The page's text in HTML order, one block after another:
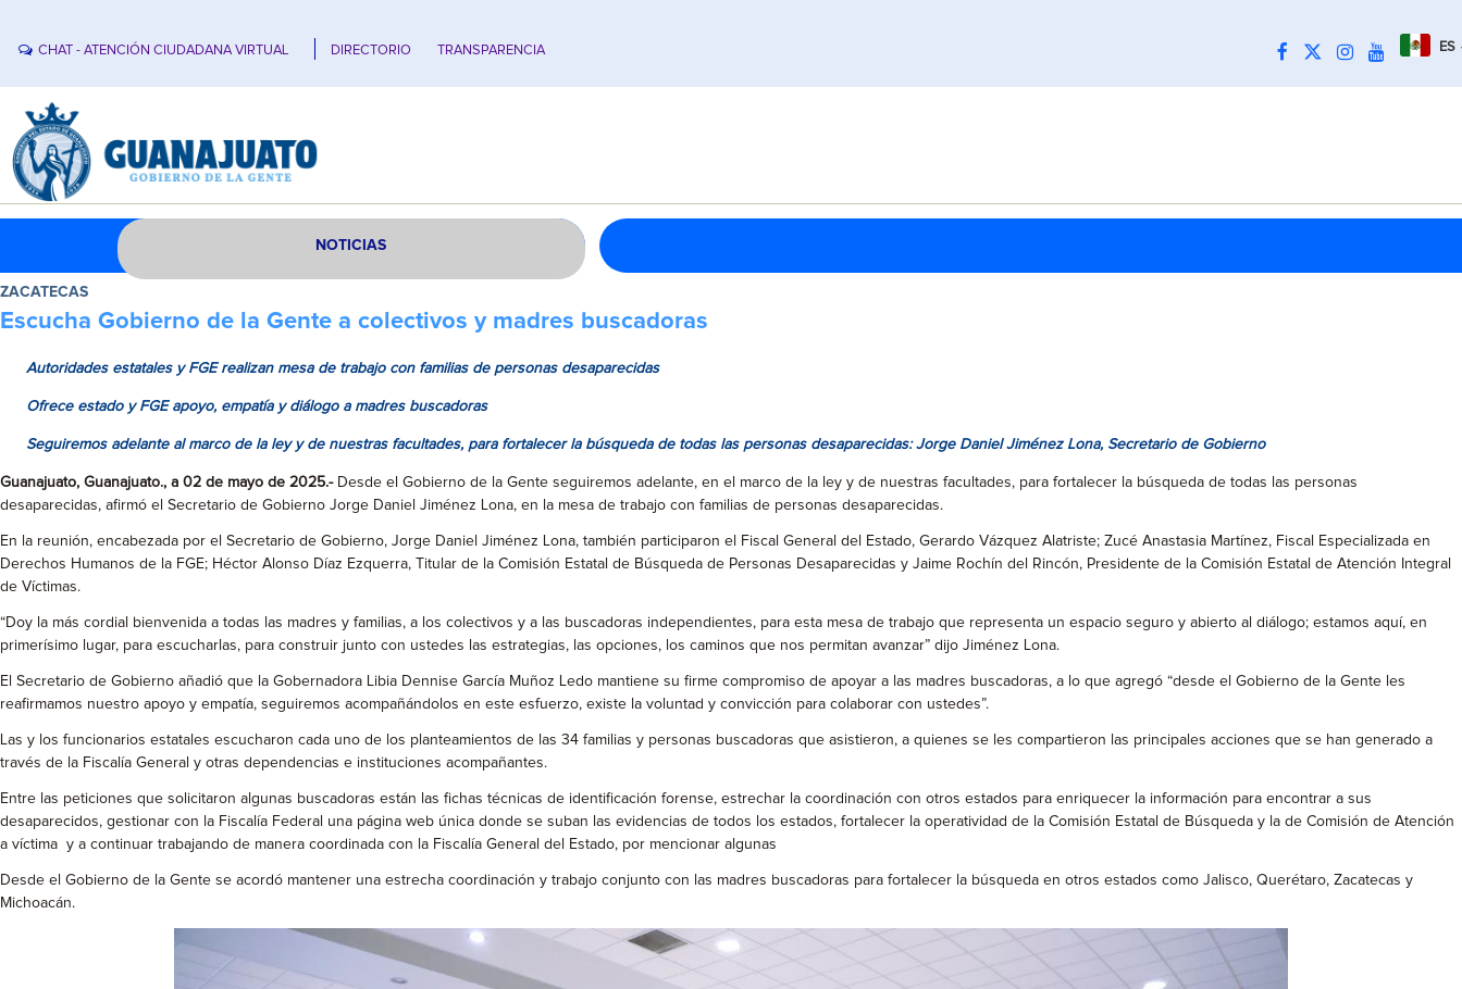
CHAT - ATENCIÓN CIUDADANA VIRTUAL DIRECTORIO TRANSPARENCIA ES
NOTICIAS
ZACATECAS
Escucha Gobierno de la Gente a colectivos y madres buscadoras
Autoridades estatales y FGE realizan mesa de trabajo con familias de personas desaparecidas
Ofrece estado y FGE apoyo, empatía y diálogo a madres buscadoras
Seguiremos adelante al marco de la ley y de nuestras facultades, para fortalecer la búsqueda de todas las personas desaparecidas: Jorge Daniel Jiménez Lona, Secretario de Gobierno
Guanajuato, Guanajuato., a 02 de mayo de 2025.-Desde el Gobierno de la Gente seguiremos adelante, en el marco de la ley y de nuestras facultades, para fortalecer la búsqueda de todas las personas
desaparecidas, afirmó el Secretario de Gobierno Jorge Daniel Jiménez Lona, en la mesa de trabajo con familias de personas desaparecidas.
En la reunión, encabezada por el Secretario de Gobierno, Jorge Daniel Jiménez Lona, también participaron el Fiscal General del Estado, Gerardo Vázquez Alatriste; Zucé Anastasia Martínez, Fiscal Especializada en
Derechos Humanos de la FGE; Héctor Alonso Díaz Ezquerra, Titular de la Comisión Estatal de Búsqueda de Personas Desaparecidas y Jaime Rochín del Rincón, Presidente de la Comisión Estatal de Atención Integral
de Víctimas.
“Doy la más cordial bienvenida a todas las madres y familias, a los colectivos y a las buscadoras independientes, para esta mesa de trabajo que representa un espacio seguro y abierto al diálogo; estamos aquí, en
primerísimo lugar, para escucharlas, para construir junto con ustedes las estrategias, las opciones, los caminos que nos permitan avanzar” dijo Jiménez Lona.
El Secretario de Gobierno añadió que la Gobernadora Libia Dennise García Muñoz Ledo mantiene su firme compromiso de apoyar a las madres buscadoras, a lo que agregó “desde el Gobierno de la Gente les
reafirmamos nuestro apoyo y empatía, seguiremos acompañándolos en este esfuerzo, existe la voluntad y convicción para colaborar con ustedes”.
Las y los funcionarios estatales escucharon cada uno de los planteamientos de las 34 familias y personas buscadoras que asistieron, a quienes se les compartieron las principales acciones que se han generado a
través de la Fiscalía General y otras dependencias e instituciones acompañantes.
Entre las peticiones que solicitaron algunas buscadoras están las fichas técnicas de identificación forense, estrechar la coordinación con otros estados para enriquecer la información para encontrar a sus
desaparecidos, gestionar con la Fiscalía Federal una página web única donde se suban las evidencias de todos los estados, fortalecer la operatividad de la Comisión Estatal de Búsqueda y la de Comisión de Atención
a víctima y a continuar trabajando de manera coordinada con la Fiscalía General del Estado, por mencionar algunas
Desde el Gobierno de la Gente se acordó mantener una estrecha coordinación y trabajo conjunto con las madres buscadoras para fortalecer la búsqueda en otros estados como Jalisco, Querétaro, Zacatecas y
Michoacán.